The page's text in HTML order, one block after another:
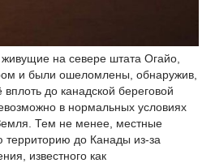
на севере штата Огайо,
и были ошеломлены, обнаружив,
до канадской береговой
в нормальных условиях
Земля. Тем не менее, местные
территорию до Канады из-за
известного как